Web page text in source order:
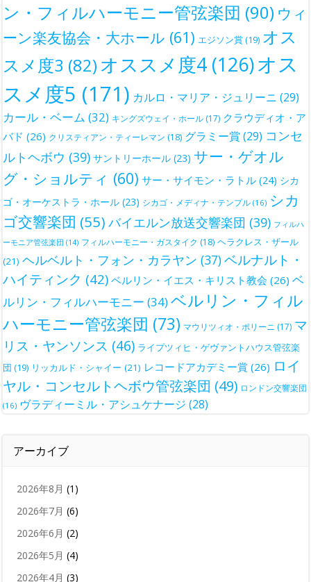
ン・フィルハーモニー管弦楽団 (90) ウィ
ーン楽友協会・大ホール (61) エジソン賞(19) オス
スメ度3 (82) オススメ度4 (126)オス
スメ度5 (171) カルロ・マリア・ジュリーニ (29)
カール・ベーム (32) キングズウェイ・ホール (17) クラウディオ・ア
バド (26) クリスティアン・ティーレマン (18) グラミー賞 (29) コンセ
ルトヘボウ (39) サントリーホール (23) サー・ゲオル
グ・ショルティ (60) サー・サイモン・ラトル (24) シカ
ゴ・オーケストラ・ホール (23) シカゴ・メディナ・テンプル (16) シカ
ゴ交響楽団 (55) バイエルン放送交響楽団 (39) フィルハ
ーモニア管弦楽団 (14) フィルハーモニー・ガスタイク (18) ヘラクレス・ザール
(21) ヘルベルト・フォン・カラヤン (37)ベルナルト・
ハイティンク (42) ベルリン・イエス・キリスト教会 (26) ベ
ルリン・フィルハーモニー (34)ベルリン・フィル
ハーモニー管弦楽団 (73) マウリツィオ・ポリーニ (17) マ
リス・ヤンソンス (46) ライプツィヒ・ゲヴァントハウス管弦楽
団 (19) リッカルド・シャイー (21) レコードアカデミー賞 (26) ロイ
ヤル・コンセルトヘボウ管弦楽団 (49) ロンドン交響楽団
(16) ヴラディーミル・アシュケナージ (28)
アーカイブ
2026年8月 (1)
2026年7月 (6)
2026年6月 (2)
2026年5月 (4)
2026年4月 (3)